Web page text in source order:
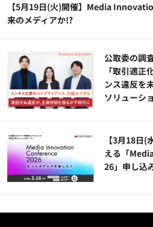
【5月19日(火)開催】Media
来のメディアか!?
公​​取委の調
「取引適
ンス違反を
ソリューシ
【3月18日
える「
26」申し込